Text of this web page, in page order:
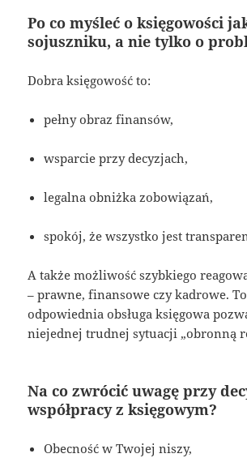
Po co myśleć o księgowości
sojuszniku, a nie tylko o
Dobra księgowość to:
pełny obraz finansów,
wsparcie przy decyzjach,
legalna obniżka zobowiązań,
spokój, że wszystko jest
A także możliwość szybkiego
– prawne, finansowe czy kadrowe.
odpowiednia obsługa księgowa
niejednej trudnej sytuacji „obronną
Na co zwrócić uwagę przy
współpracy z księgowym?
Obecność w Twojej niszy,